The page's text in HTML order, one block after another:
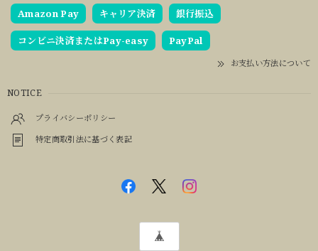
Amazon Pay キャリア決済 銀行振込
コンビニ決済またはPay-easy PayPal
お支払い方法について
NOTICE
プライバシーポリシー
特定商取引法に基づく表記